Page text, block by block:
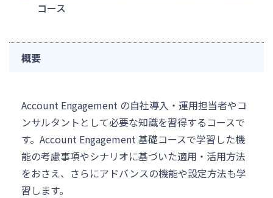
コース
概要
Account Engagement の自社導入・運用担当者やコ
ンサルタントとして必要な知識を習得するコースで
す。Account Engagement 基礎コースで学習した機
能の考慮事項やシナリオに基づいた適用・活用方法
をおさえ、さらにアドバンスの機能や設定方法も学
習します。